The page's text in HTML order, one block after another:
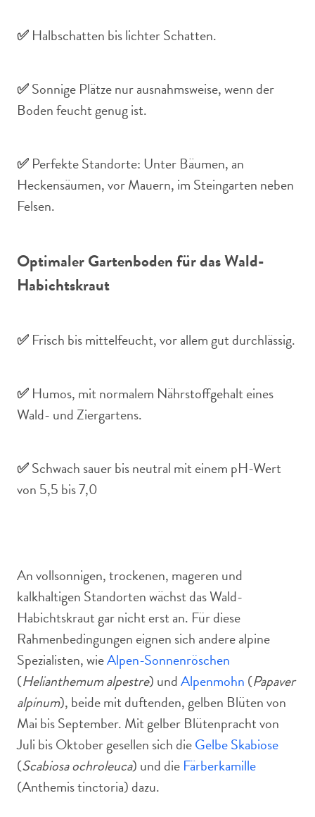
✅ Halbschatten bis lichter Schatten.
✅Sonnige Plätze nur ausnahmsweise, wenn der
Boden feucht genug ist.
✅ Perfekte Standorte: Unter Bäumen, an
Heckensäumen, vor Mauern, im Steingarten neben
Felsen.
Optimaler Gartenboden für das Wald-
Habichtskraut
✅ Frisch bis mittelfeucht, vor allem gut durchlässig.
✅ Humos, mit normalem Nährstoffgehalt eines
Wald- und Ziergartens.
✅Schwach sauer bis neutral mit einem pH-Wert
von 5,5 bis 7,0
An vollsonnigen, trockenen, mageren und
kalkhaltigen Standorten wächst das Wald-
Habichtskraut gar nicht erst an. Für diese
Rahmenbedingungen eignen sich andere alpine
Spezialisten, wieAlpen-Sonnenröschen
(Helianthemum alpestre) undAlpenmohn (Papaver
alpinum), beide mit duftenden, gelben Blüten von
Mai bis September. Mit gelber Blütenpracht von
Juli bis Oktober gesellen sich dieGelbe Skabiose
(Scabiosa ochroleuca) und die Färberkamille
(Anthemis tinctoria) dazu.